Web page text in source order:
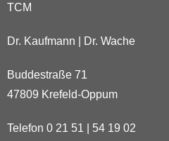
TCM
Dr. Kaufmann | Dr. Wache
Buddestraße 71
47809 Krefeld-Oppum
Telefon 0 21 51 | 54 19 02